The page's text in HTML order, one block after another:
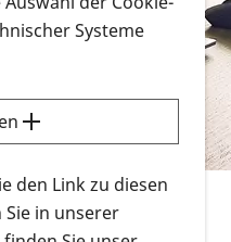
nach Infonmaterial
bzw. herunterladen
Erklärvideos zum
RETINA-Website
Menschen an.
Systeme
den Link zu diesen
in unserer